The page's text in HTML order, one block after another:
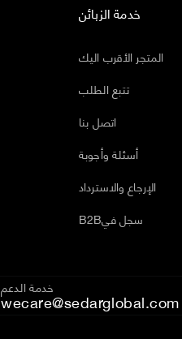
خدمة الزبائن
المتجر الأقرب اليك
تتبع الطلب
اتصل بنا
أسئلة وأجوبة
الإرجاع والاسترداد
B2Bسجل في
خدمة الدعم
wecare@sedarglobal.com